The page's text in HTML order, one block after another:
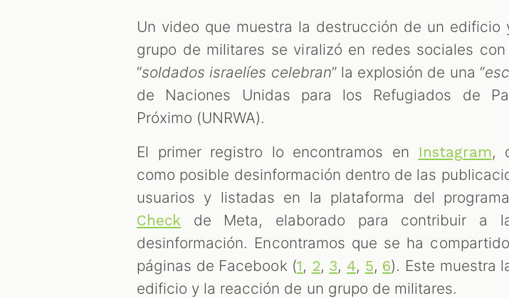
Un video que muestra la destrucción de un edificio
grupo de militares se viralizó en redes sociales
“soldados israelíes celebran” la explosión de una “
de Naciones Unidas para los Refugiados de
Próximo (UNRWA).
El primer registro lo encontramos en
Instagram,
como posible desinformación dentro de las
usuarios y listadas en la plataforma del
Check de Meta, elaborado para contribuir a
desinformación. Encontramos que se ha
páginas de Facebook (1, 2, 3, 4, 5, 6). Este muestra
edificio y la reacción de un grupo de militares.